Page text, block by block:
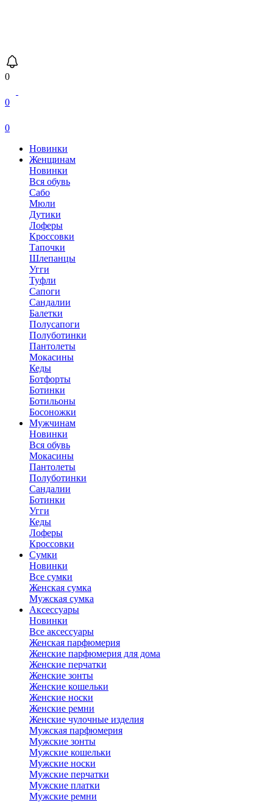
0
0
0
Новинки
Женщинам
Новинки
Вся обувь
Сабо
Мюли
Дутики
Лоферы
Кроссовки
Тапочки
Шлепанцы
Угги
Туфли
Сапоги
Сандалии
Балетки
Полусапоги
Полуботинки
Пантолеты
Мокасины
Кеды
Ботфорты
Ботинки
Ботильоны
Босоножки
Мужчинам
Новинки
Вся обувь
Мокасины
Пантолеты
Полуботинки
Сандалии
Ботинки
Угги
Кеды
Лоферы
Кроссовки
Сумки
Новинки
Все сумки
Женская сумка
Мужская сумка
Аксессуары
Новинки
Все аксессуары
Женская парфюмерия
Женские парфюмерия для дома
Женские перчатки
Женские зонты
Женские кошельки
Женские носки
Женские ремни
Женские чулочные изделия
Мужская парфюмерия
Мужские зонты
Мужские кошельки
Мужские носки
Мужские перчатки
Мужские платки
Мужские ремни